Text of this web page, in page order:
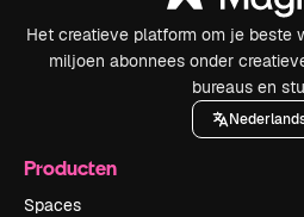
Het creatieve platform om je beste
miljoen abonnees onder
bureaus en
Producten
Spaces